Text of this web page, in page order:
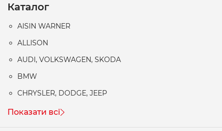
Каталог
AISIN WARNER
ALLISON
AUDI, VOLKSWAGEN, SKODA
BMW
CHRYSLER, DODGE, JEEP
Показати всі